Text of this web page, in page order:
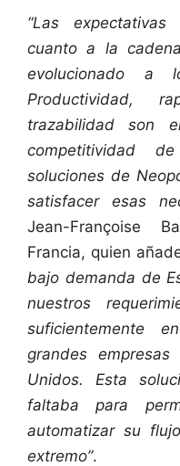
“Las
cuanto a la
evolucionado
Productividad,
trazabilidad son
competitividad
soluciones de
satisfacer esas
Jean-Françoise
Francia, quien
bajo demanda de
nuestros
suficientemente
grandes
Unidos. Esta
faltaba para
automatizar su
extremo”.